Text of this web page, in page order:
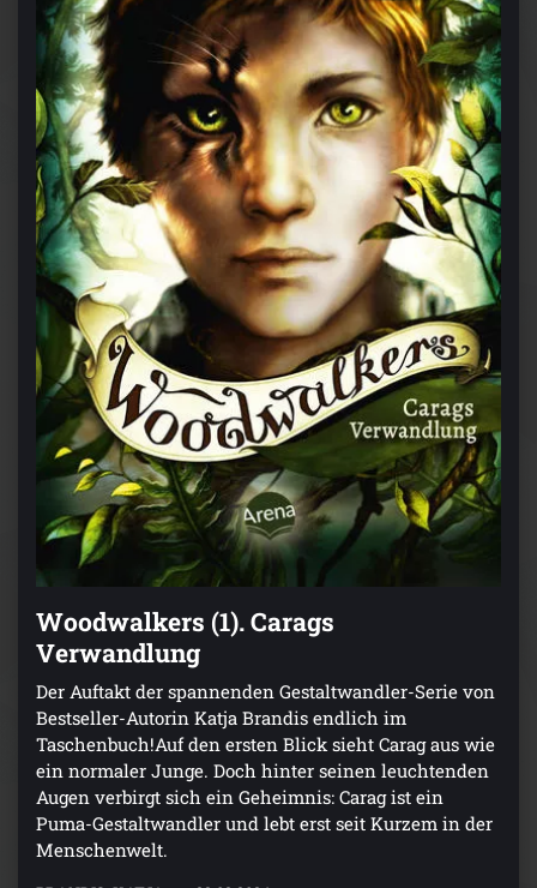
Woodwalkers (1). Carags
Verwandlung
Der Auftakt der spannenden Gestaltwandler-Serie von
Bestseller-Autorin Katja Brandis endlich im
Taschenbuch!Auf den ersten Blick sieht Carag aus wie
ein normaler Junge. Doch hinter seinen leuchtenden
Augen verbirgt sich ein Geheimnis: Carag ist ein
Puma-Gestaltwandler und lebt erst seit Kurzem in der
Menschenwelt.